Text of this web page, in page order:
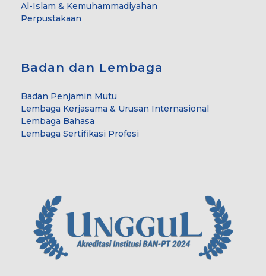
Al-Islam & Kemuhammadiyahan
Perpustakaan
Badan dan Lembaga
Badan Penjamin Mutu
Lembaga Kerjasama & Urusan Internasional
Lembaga Bahasa
Lembaga Sertifikasi Profesi